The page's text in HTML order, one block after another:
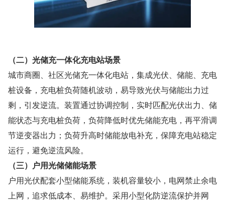
（二）光储充一体化充电站场景
城市商圈、社区光储充一体化电站，集成光伏、储能、充电
桩设备，充电桩负荷随机波动，易导致光伏与储能出力过
剩，引发逆流。装置通过协调控制，实时匹配光伏出力、储
能状态与充电桩负荷，负荷降低时优先储能充电，再平滑调
节逆变器出力；负荷升高时储能放电补充，保障充电站稳定
运行，避免逆流风险。
（三）户用光储储能场景
户用光伏配套小型储能系统，装机容量较小，电网禁止余电
上网，追求低成本、易维护。采用小型化防逆流保护并网